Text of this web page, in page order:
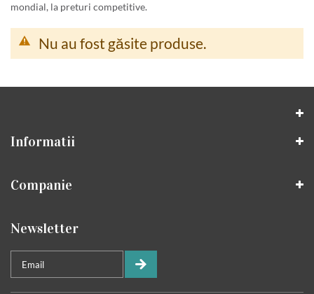
mondial, la preturi competitive.
Nu au fost găsite produse.
Informatii
Companie
Newsletter